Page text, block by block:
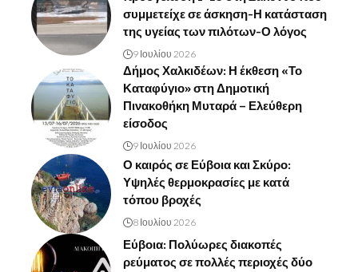
συμμετείχε σε άσκηση-Η κατάσταση
της υγείας των πιλότων-Ο λόγος
9 Ιουλίου 2026
Δήμος Χαλκιδέων: Η έκθεση «Το
Καταφύγιο» στη Δημοτική
Πινακοθήκη Μυταρά – Ελεύθερη
είσοδος
9 Ιουλίου 2026
Ο καιρός σε Εύβοια και Σκύρο:
Υψηλές θερμοκρασίες με κατά
τόπου βροχές
8 Ιουλίου 2026
Εύβοια: Πολύωρες διακοπές
ρεύματος σε πολλές περιοχές δύο